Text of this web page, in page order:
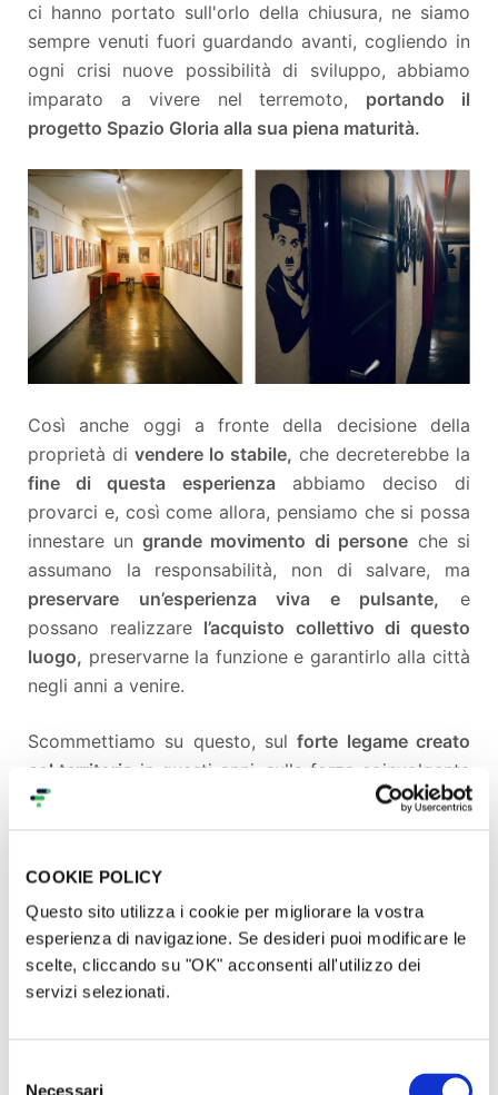
COOKIE POLICY
Questo sito utilizza i cookie per migliorare la vostra
esperienza di navigazione. Se desideri puoi modificare le
scelte, cliccando su "OK" acconsenti all'utilizzo dei
servizi selezionati.
Necessari
ci hanno portato sull'orlo della chiusura, ne siamo
sempre venuti fuori guardando avanti, cogliendo in
ogni crisi nuove possibilità di sviluppo, abbiamo
imparato a vivere nel terremoto, portando il
progetto Spazio Gloria alla sua piena maturità.
Così anche oggi a fronte della decisione della
proprietà di vendere lo stabile, che decreterebbe la
fine di questa esperienzaabbiamo deciso di
provarci e, così come allora, pensiamo che si possa
innestare un grande movimento di persone che si
assumano la responsabilità, non di salvare, ma
preservare un’esperienza viva e pulsante, e
possano realizzare l’acquisto collettivo di questo
luogo, preservarne la funzione e garantirlo alla città
negli anni a venire.
Scommettiamo su questo, sulforte legame creato
col territorio in questi anni, sulla forza coinvolgente
di un progetto che mette al centro il
valore della
dell’io dominante.
"azionariato popolare"e che non è un atto di
semplice resistenza ma che intende guardare al
futuro, per sviluppare al meglio le potenzialità dello
spazio e farne sempre più un luogo di fruizione e